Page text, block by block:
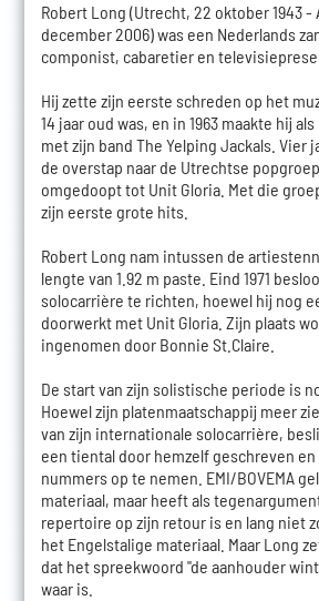
Robert Long (Utrecht, 22 oktober 1943 -
december 2006) was een Nederlands
componist, cabaretier en
Hij zette zijn eerste schreden op het
14 jaar oud was, en in 1963 maakte hij
met zijn band The Yelping Jackals. Vier
de overstap naar de Utrechtse
omgedoopt tot Unit Gloria. Met die
zijn eerste grote hits.
Robert Long nam intussen de
lengte van 1.92 m paste. Eind 1971
solocarrière te richten, hoewel hij nog
doorwerkt met Unit Gloria. Zijn plaats
ingenomen door Bonnie St.Claire.
De start van zijn solistische periode is
Hoewel zijn platenmaatschappij meer
van zijn internationale solocarrière,
een tiental door hemzelf geschreven
nummers op te nemen. EMI/BOVEMA
materiaal, maar heeft als
repertoire op zijn retour is en lang niet
het Engelstalige materiaal. Maar Long
dat het spreekwoord "de aanhouder
waar is.